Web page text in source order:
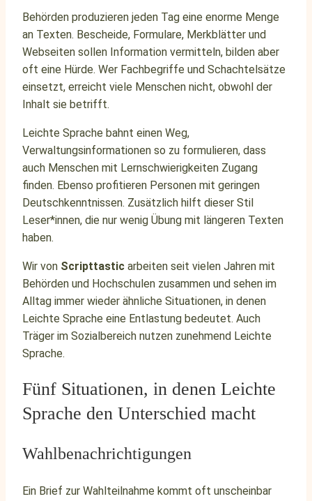
Behörden produzieren jeden Tag eine enorme Menge
an Texten. Bescheide, Formulare, Merkblätter und
Webseiten sollen Information vermitteln, bilden aber
oft eine Hürde. Wer Fachbegriffe und Schachtelsätze
einsetzt, erreicht viele Menschen nicht, obwohl der
Inhalt sie betrifft.
Leichte Sprache bahnt einen Weg,
Verwaltungsinformationen so zu formulieren, dass
auch Menschen mit Lernschwierigkeiten Zugang
finden. Ebenso profitieren Personen mit geringen
Deutschkenntnissen. Zusätzlich hilft dieser Stil
Leser*innen, die nur wenig Übung mit längeren Texten
haben.
Wir von Scripttastic arbeiten seit vielen Jahren mit
Behörden und Hochschulen zusammen und sehen im
Alltag immer wieder ähnliche Situationen, in denen
Leichte Sprache eine Entlastung bedeutet. Auch
Träger im Sozialbereich nutzen zunehmend Leichte
Sprache.
Fünf Situationen, in denen Leichte
Sprache den Unterschied macht
Wahlbenachrichtigungen
Ein Brief zur Wahlteilnahme kommt oft unscheinbar